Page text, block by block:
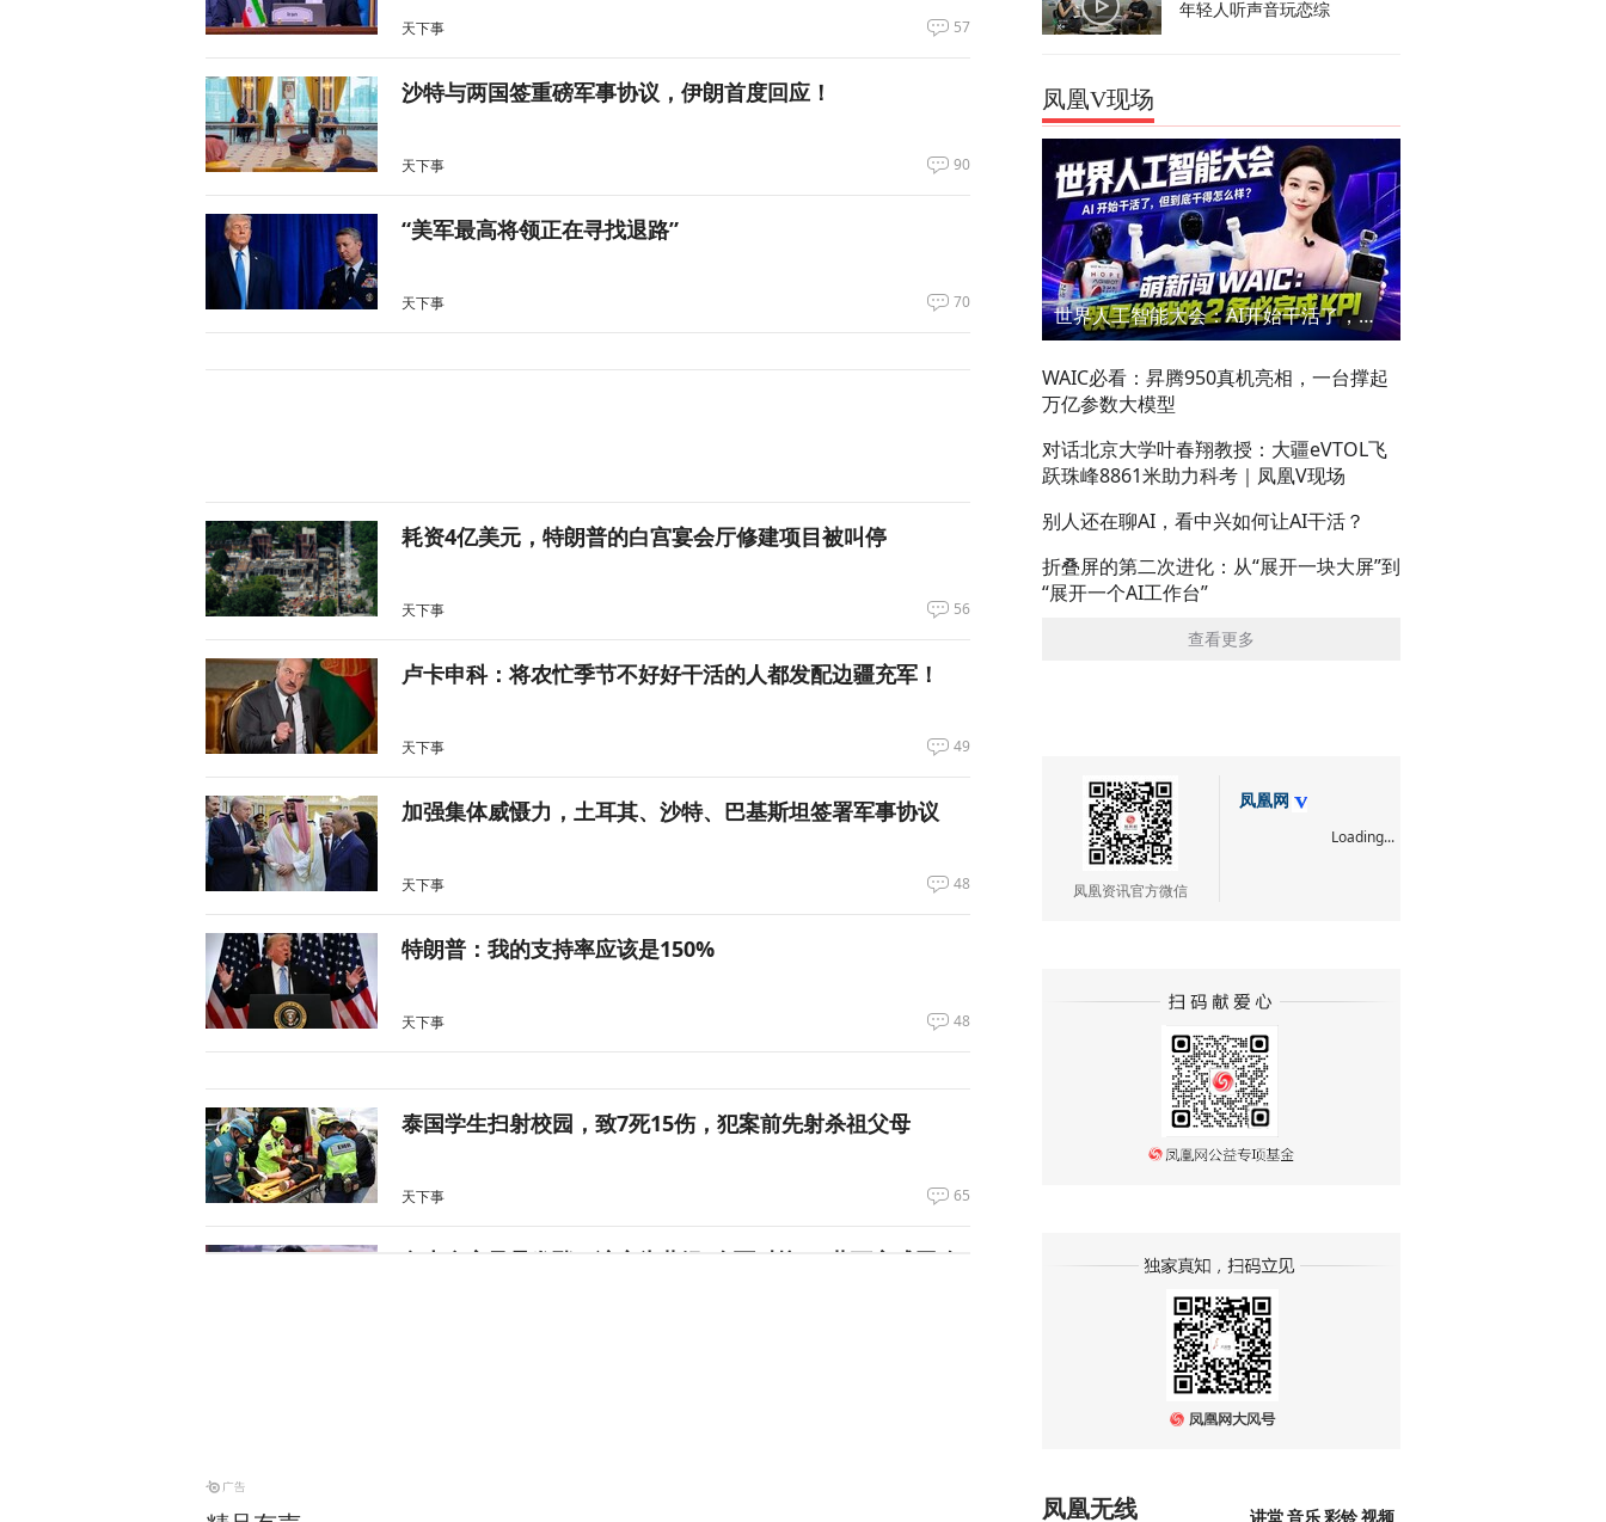
天下事 57
沙特与两国签重磅军事协议，伊朗首度回应！
天下事 90
“美军最高将领正在寻找退路”
天下事 70
耗资4亿美元，特朗普的白宫宴会厅修建项目被叫停
天下事 56
卢卡申科：将农忙季节不好好干活的人都发配边疆充军！
天下事 49
加强集体威慑力，土耳其、沙特、巴基斯坦签署军事协议
天下事 48
特朗普：我的支持率应该是150%
天下事 48
泰国学生扫射校园，致7死15伤，犯案前先射杀祖父母
天下事 65
岛内食安风暴发酵，演变为蓝绿“全面对抗”，蒋万安成围攻
年轻人听声音玩恋综
凤凰V现场
世界人工智能大会：AI开始干活了，但到底干的怎么样？萌新闯WAIC
WAIC必看：昇腾950真机亮相，一台撑起
万亿参数大模型
对话北京大学叶春翔教授：大疆eVTOL飞
跃珠峰8861米助力科考｜凤凰V现场
别人还在聊AI，看中兴如何让AI干活？
折叠屏的第二次进化：从“展开一块大屏”到
“展开一个AI工作台”
查看更多
凤凰资讯官方微信
凤凰网
Loading...
讲堂 音乐 彩铃 视频
凤凰无线